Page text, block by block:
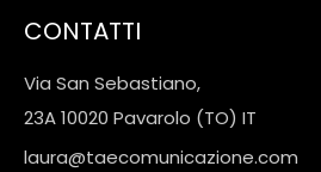
CONTATTI
Via San Sebastiano,
23A 10020 Pavarolo (TO) IT
laura@taecomunicazione.com